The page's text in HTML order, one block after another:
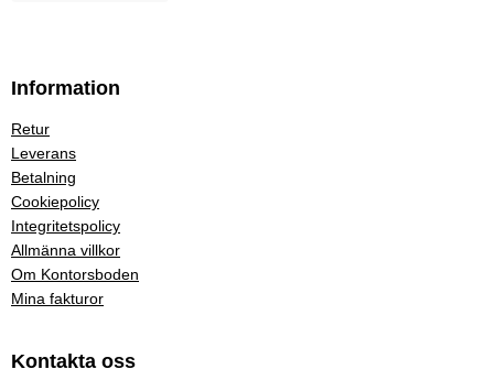
Information
Retur
Leverans
Betalning
Cookiepolicy
Integritetspolicy
Allmänna villkor
Om Kontorsboden
Mina fakturor
Kontakta oss